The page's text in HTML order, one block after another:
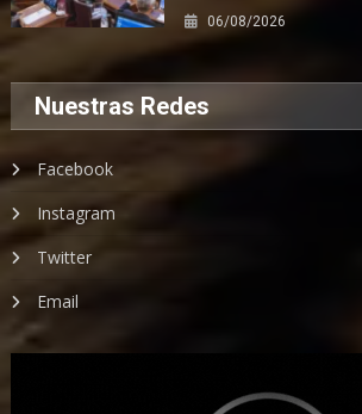
06/08/2026
Nuestras Redes
Facebook
Instagram
Twitter
Email